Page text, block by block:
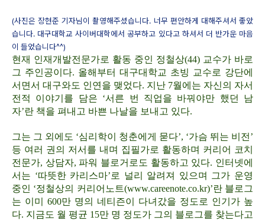
(사진은 장현준 기자님이 촬영해주셨습니다. 너무 편안하게 대해주셔서 좋았
습니다. 대구대학교 사이버대학에서 공부하고 있다고 하셔서 더 반가운 마음
이 들었습니다^^)
현재 인재개발전문가로 활동 중인 정철상(44) 교수가 바로
그 주인공이다. 올해부터 대구대학교 초빙 교수로 강단에
서면서 대구와도 인연을 맺었다. 지난 7월에는 자신의 자서
전적 이야기를 담은 ‘서른 번 직업을 바꿔야만 했던 남
자’란 책을 펴내고 바쁜 나날을 보내고 있다.
그는 그 외에도 ‘심리학이 청춘에게 묻다’, ‘가슴 뛰는 비전’
등 여러 권의 저서를 내며 집필가로 활동하며 커리어 코치
전문가, 상담자, 파워 블로거로도 활동하고 있다. 인터넷에
서는 ‘따뜻한 카리스마’로 널리 알려져 있으며 그가 운영
중인 ‘정철상의 커리어노트(www.careenote.co.kr)’란 블로그
는 이미 600만 명의 네티즌이 다녀갔을 정도로 인기가 높
다. 지금도 월 평균 15만 명 정도가 그의 블로그를 찾는다고